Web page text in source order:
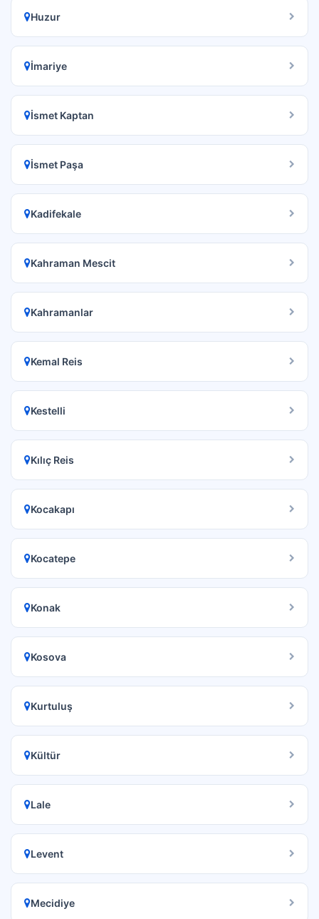
Huzur
İmariye
İsmet Kaptan
İsmet Paşa
Kadifekale
Kahraman Mescit
Kahramanlar
Kemal Reis
Kestelli
Kılıç Reis
Kocakapı
Kocatepe
Konak
Kosova
Kurtuluş
Kültür
Lale
Levent
Mecidiye